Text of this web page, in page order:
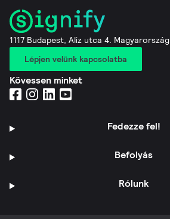
1117 Budapest, Aliz utca 4. Magyarország
Lépjen velünk kapcsolatba
Kövessen minket
Fedezze fel!
Befolyás
Rólunk